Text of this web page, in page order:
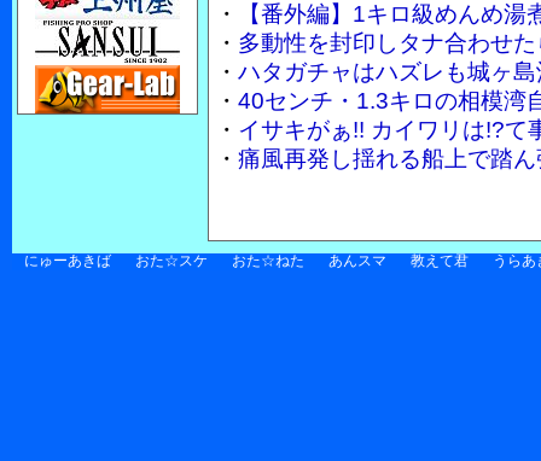
・
【番外編】1キロ級めんめ
・ 多動性を封印しタナ合わせ
・ ハタガチャはハズレも城ヶ
・ 40センチ・1.3キロの相模湾
・ イサキがぁ!! カイワリは!?て
・ 痛風再発し揺れる船上で踏
にゅーあきば おた☆スケ おた☆ねた あんスマ 教えて君 うらあ